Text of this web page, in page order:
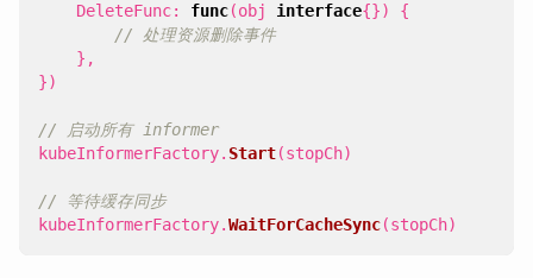
DeleteFunc: func(obj interface{})
{
// 处理资源删除事件
},
})
// 启动所有 informer
kubeInformerFactory. Start(stopCh)
// 等待缓存同步
kubeInformerFactory.WaitForCacheSync(stopCh)